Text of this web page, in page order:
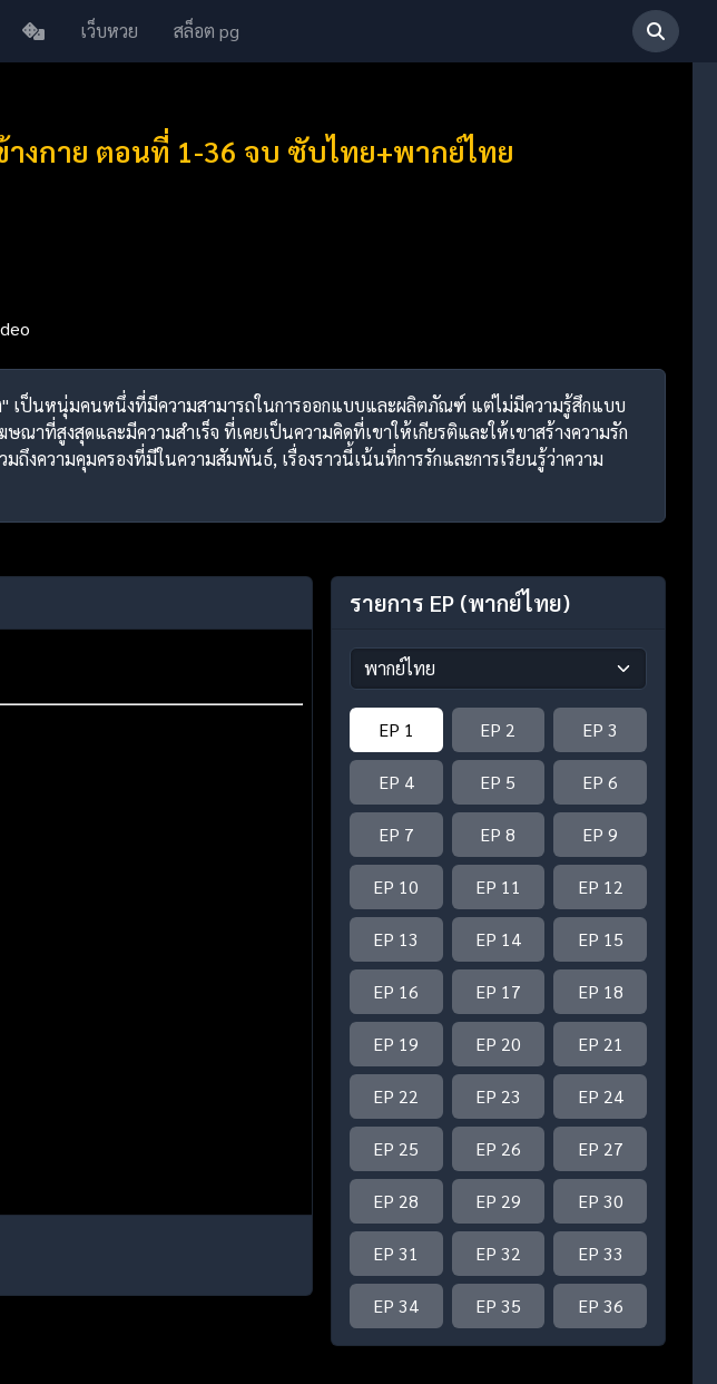
เว็บหวย สล็อต pg
างกาย ตอนที่ 1-36 จบ ซับไทย+พากย์ไทย
ง" เป็นหนุ่มคนหนึ่งที่มีความสามารถในการออกแบบและผลิตภัณฑ์ แต่ไม่มีความรู้สึกแบบ
ณาที่สูงสุดและมีความสำเร็จ ที่เคยเป็นความคิดที่เขาให้เกียรติและให้เขาสร้างความรัก
ถึงความคุมครองที่มีในความสัมพันธ์, เรื่องราวนี้เน้นที่การรักและการเรียนรู้ว่าความ
รายการ EP (พากย์ไทย)
EP 1 EP 2 EP 3
EP 4 EP 5 EP 6
EP 7 EP 8 EP 9
EP 10 EP 11 EP 12
EP 13 EP 14 EP 15
EP 16 EP 17 EP 18
EP 19 EP 20 EP 21
EP 22 EP 23 EP 24
EP 25 EP 26 EP 27
EP 28 EP 29 EP 30
EP 31 EP 32 EP 33
EP 34 EP 35 EP 36